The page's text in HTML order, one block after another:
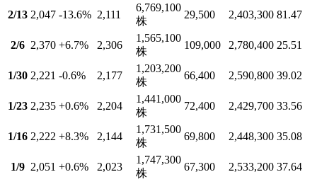
2/13 2,047 -13.6% 2,111
6,769,100
株
29,500 2,403,300 81.47
2/6 2,370 +6.7% 2,306
1,565,100
株
109,000 2,780,400 25.51
1/30 2,221 -0.6% 2,177
1,203,200
株
66,400 2,590,800 39.02
1/23 2,235 +0.6% 2,204
1,441,000
株
72,400 2,429,700 33.56
1/16 2,222 +8.3% 2,144
1,731,500
株
69,800 2,448,300 35.08
1/9 2,051 +0.6% 2,023
1,747,300
株
67,300 2,533,200 37.64